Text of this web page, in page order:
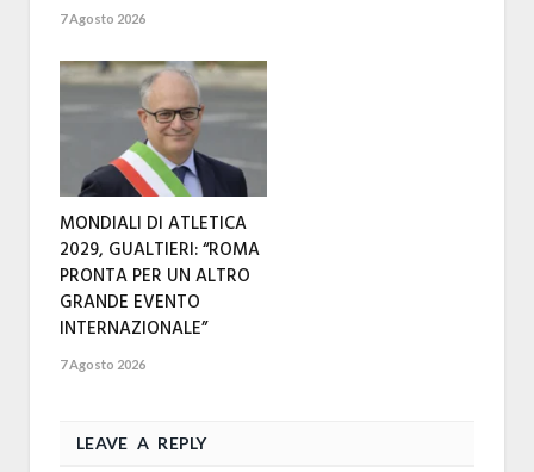
7 Agosto 2026
MONDIALI DI ATLETICA
2029, GUALTIERI: “ROMA
PRONTA PER UN ALTRO
GRANDE EVENTO
INTERNAZIONALE”
7 Agosto 2026
LEAVE A REPLY